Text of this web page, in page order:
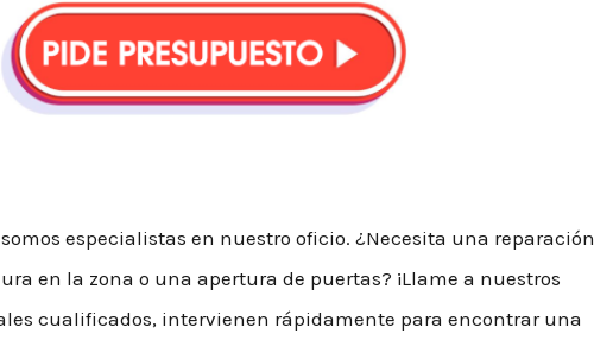
somos especialistas en nuestro oficio. ¿Necesita una reparación
en la zona o una apertura de puertas? ¡Llame a nuestros
cualificados, intervienen rápidamente para encontrar una